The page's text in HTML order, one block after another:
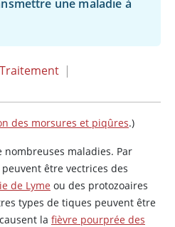
une maladie à
Traitement |
des morsures et piqûres.)
nombreuses maladies. Par
être vectrices des
de Lyme ou des protozoaires
types de tiques peuvent être
la fièvre pourprée des